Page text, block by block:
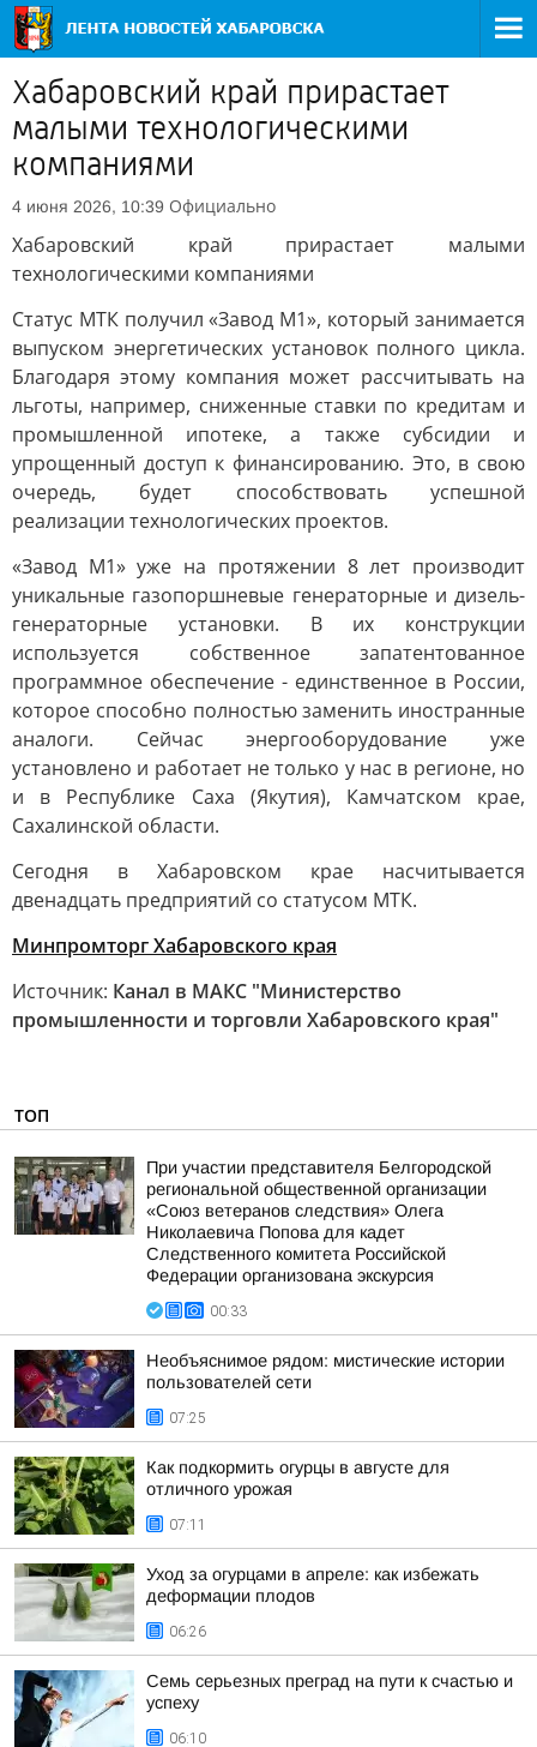
Хабаровский край прирастает
малыми технологическими
компаниями
4 июня 2026, 10:39 Официально
Хабаровский край прирастает малыми
технологическими компаниями
Статус МТК получил «Завод М1», который занимается
выпуском энергетических установок полного цикла.
Благодаря этому компания может рассчитывать на
льготы, например, сниженные ставки по кредитам и
промышленной ипотеке, а также субсидии и
упрощенный доступ к финансированию. Это, в свою
очередь, будет способствовать успешной
реализации технологических проектов.
«Завод М1» уже на протяжении 8 лет производит
уникальные газопоршневые генераторные и дизель-
генераторные установки. В их конструкции
используется собственное запатентованное
программное обеспечение - единственное в России,
которое способно полностью заменить иностранные
аналоги. Сейчас энергооборудование уже
установлено и работает не только у нас в регионе, но
и в Республике Саха (Якутия), Камчатском крае,
Сахалинской области.
Сегодня в Хабаровском крае насчитывается
двенадцать предприятий со статусом МТК.
Минпромторг Хабаровского края
Источник: Канал в МАКС "Министерство
промышленности и торговли Хабаровского края"
ТОП
При участии представителя Белгородской
региональной общественной организации
«Союз ветеранов следствия» Олега
Николаевича Попова для кадет
Следственного комитета Российской
Федерации организована экскурсия
00:33
Необъяснимое рядом: мистические истории
пользователей сети
07:25
Как подкормить огурцы в августе для
отличного урожая
07:11
Уход за огурцами в апреле: как избежать
деформации плодов
06:26
Семь серьезных преград на пути к счастью и
успеху
06:10